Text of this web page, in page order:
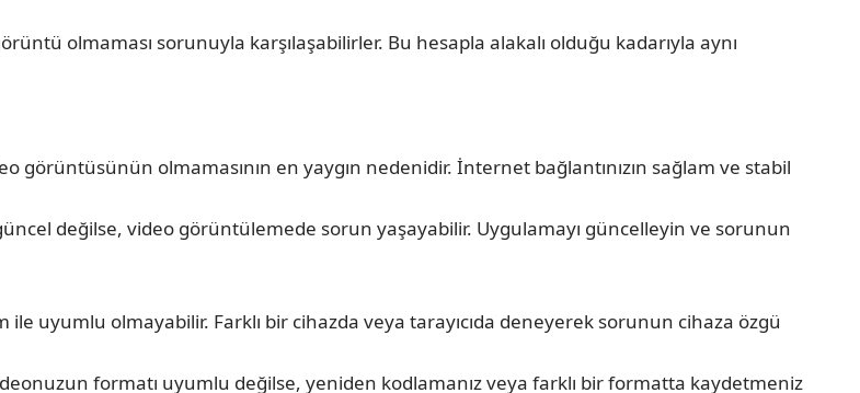
olmaması sorunuyla karşılaşabilirler. Bu hesapla alakalı olduğu kadarıyla aynı
görüntüsünün olmamasının en yaygın nedenidir. İnternet bağlantınızın sağlam ve stabil
değilse, video görüntülemede sorun yaşayabilir. Uygulamayı güncelleyin ve sorunun
ile uyumlu olmayabilir. Farklı bir cihazda veya tarayıcıda deneyerek sorunun cihaza özgü
formatı uyumlu değilse, yeniden kodlamanız veya farklı bir formatta kaydetmeniz